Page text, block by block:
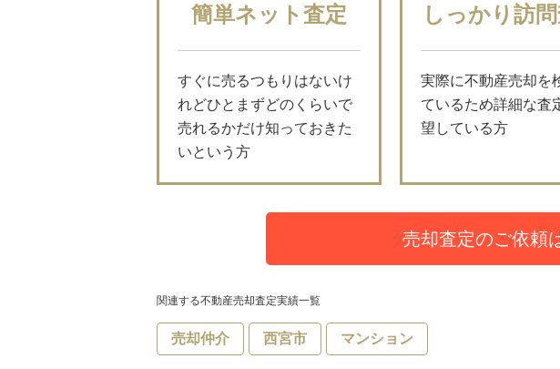
簡単ネット査定
すぐに売るつもりはないけ
れどひとまずどのくらいで
売れるかだけ知っておきた
いという方
しっかり訪
実際に不動産売却を
ているため詳細な査
望している方
売却査定のご依頼
関連する不動産売却査定実績一覧
売却仲介 西宮市 マンション